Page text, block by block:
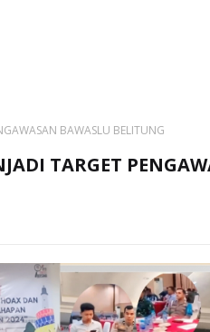
BAWASLU BELITUNG
TARGET